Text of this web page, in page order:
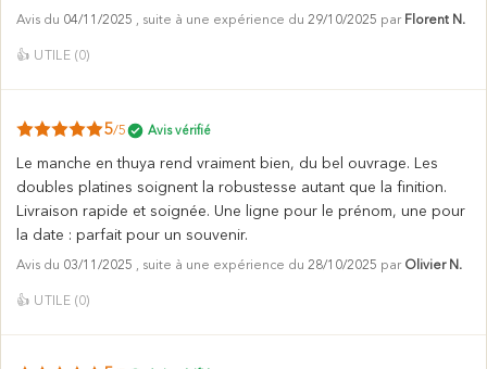
Avis du 04/11/2025 , suite à une expérience du 29/10/2025 par Florent N.
👍 UTILE (0)
5/5 Avis vérifié
Le manche en thuya rend vraiment bien, du bel ouvrage. Les
doubles platines soignent la robustesse autant que la finition.
Livraison rapide et soignée. Une ligne pour le prénom, une pour
la date : parfait pour un souvenir.
Avis du 03/11/2025 , suite à une expérience du 28/10/2025 par Olivier N.
👍 UTILE (0)